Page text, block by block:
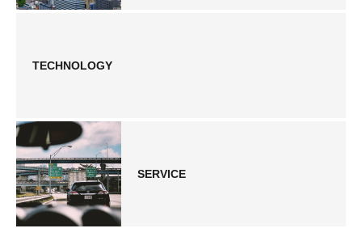
TECHNOLOGY
SERVICE